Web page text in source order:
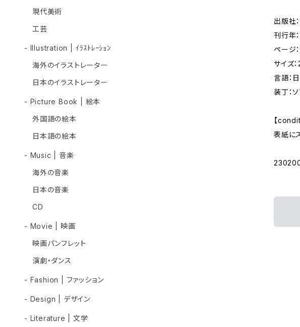
出版社
刊行年
ページ
サイズ
言語：
装丁：
【
表紙に
現代美術
工芸
- Illustration | ｲﾗｽﾄﾚｰｼｮﾝ
海外のイラストレーター
日本のイラストレーター
- Picture Book | 絵本
外国語の絵本
日本語の絵本
- Music | 音楽
海外の音楽
日本の音楽
CD
- Movie | 映画
映画パンフレット
演劇・ダンス
- Fashion | ファッション
- Design | デザイン
- Literature | 文学